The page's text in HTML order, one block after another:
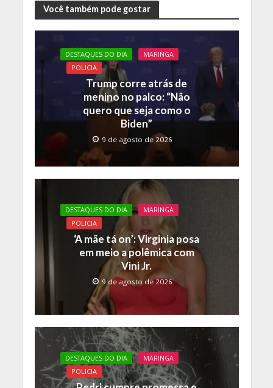
e
b
o
o
itt
er
at
s
A
p
p
p
y
Li
k
Você também pode gostar
DESTAQUES DO DIA
MARINGA
POLICIA
Trump corre atrás de
menino no palco: “Não
quero que seja como o
Biden”
9 de agosto de 2026
DESTAQUES DO DIA
MARINGA
POLICIA
‘A mãe tá on’: Virginia posa
em meio a polêmica com
Vini Jr.
9 de agosto de 2026
DESTAQUES DO DIA
MARINGA
POLICIA